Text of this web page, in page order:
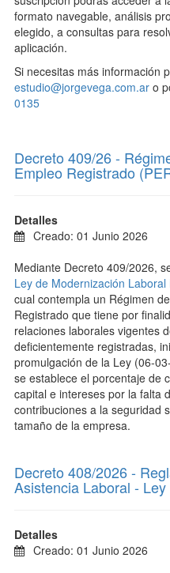
formato navegable, análisis
elegido, a consultas para
aplicación.
Si necesitas más información
estudio@jorgevega.com.ar o
0135
Decreto 409/26 -
Empleo Registrado
Detalles
Creado: 01 Junio 2026
Mediante Decreto 409/2026,
Ley de Modernización
cual contempla un Régimen
Registrado que tiene por
relaciones laborales vigentes
deficientemente registradas,
promulgación de la Ley (06-
se establece el porcentaje de
capital e intereses por la falta
contribuciones a la seguridad
tamaño de la empresa.
Decreto 408/2026 -
Asistencia Laboral - Ley
Detalles
Creado: 01 Junio 2026